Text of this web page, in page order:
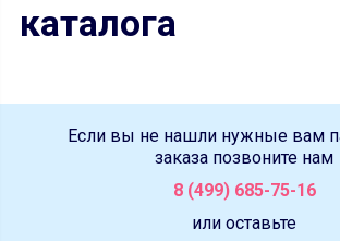
каталога
Если вы не нашли нужные вам
заказа позвоните нам
8 (499) 685-75-16
или оставьте